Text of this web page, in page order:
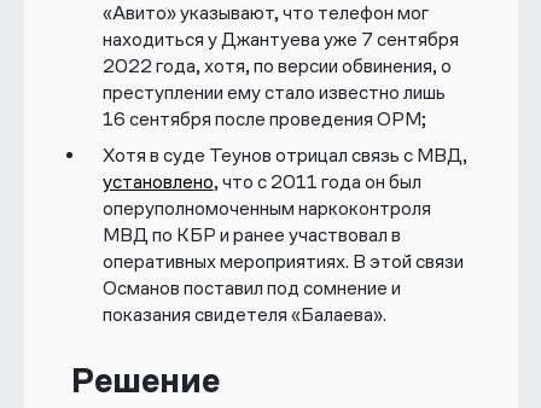
«Авито» указывают, что телефон мог
находиться у Джантуева уже 7 сентября
2022 года, хотя, по версии обвинения, о
преступлении ему стало известно лишь
16 сентября после проведения ОРМ;
Хотя в суде Теунов отрицал связь с МВД,
установлено, что с 2011 года он был
оперуполномоченным наркоконтроля
МВД по КБР и ранее участвовал в
оперативных мероприятиях. В этой связи
Османов поставил под сомнение и
показания свидетеля «Балаева».
Решение